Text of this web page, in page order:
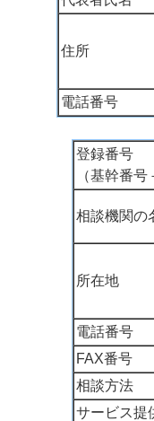
住所
電話番号
登録番号
（基幹番
相談機関の
所在地
電話番号
FAX番号
相談方法
サービス